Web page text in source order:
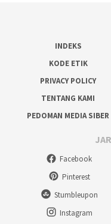
INDEKS
KODE ETIK
PRIVACY POLICY
TENTANG KAMI
PEDOMAN MEDIA SIBER
Facebook
Pinterest
Stumbleupon
Instagram